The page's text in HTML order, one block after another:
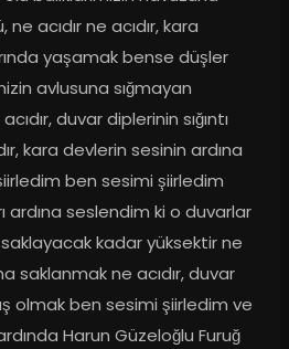
acıdır ne acıdır, kara
yaşamak bense düşler
avlusuna sığmayan
duvar diplerinin sığıntı
kara devlerin sesinin ardına
ben sesimi şiirledim
ardına seslendim ki o duvarlar
kadar yüksektir ne
saklanmak ne acıdır, duvar
olmak ben sesimi şiirledim ve
Harun Güzeloğlu Furuğ